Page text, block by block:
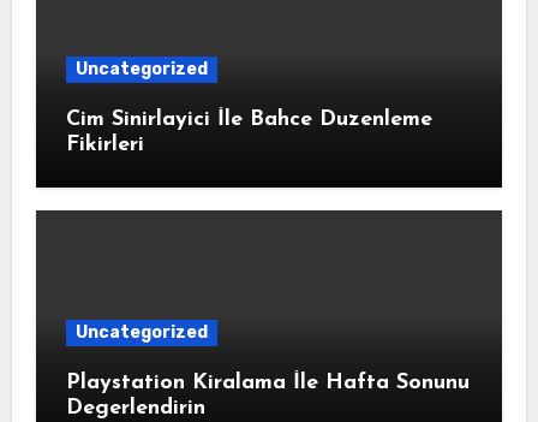
Uncategorized
Cim Sinirlayici İle Bahce Duzenleme
Fikirleri
Uncategorized
Playstation Kiralama İle Hafta Sonunu
Degerlendirin